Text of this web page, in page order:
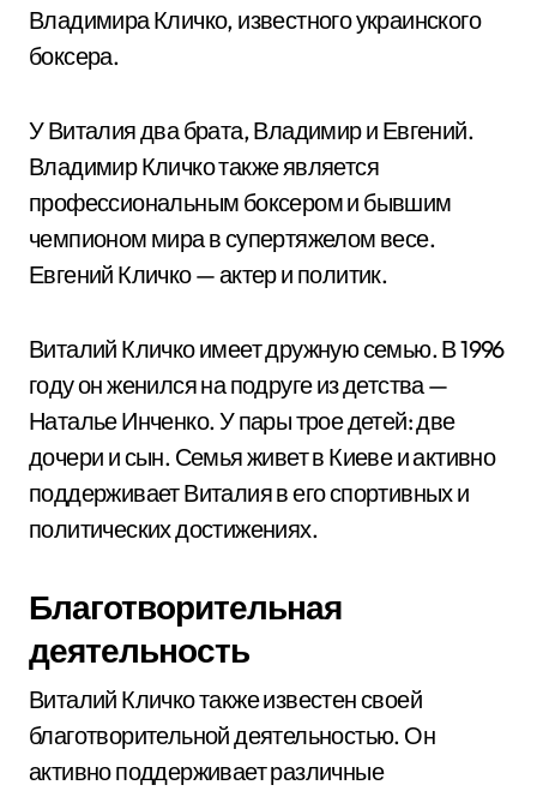
Владимира Кличко, известного украинского
боксера.
У Виталия два брата, Владимир и Евгений.
Владимир Кличко также является
профессиональным боксером и бывшим
чемпионом мира в супертяжелом весе.
Евгений Кличко — актер и политик.
Виталий Кличко имеет дружную семью. В 1996
году он женился на подруге из детства —
Наталье Инченко. У пары трое детей: две
дочери и сын. Семья живет в Киеве и активно
поддерживает Виталия в его спортивных и
политических достижениях.
Благотворительная
деятельность
Виталий Кличко также известен своей
благотворительной деятельностью. Он
активно поддерживает различные